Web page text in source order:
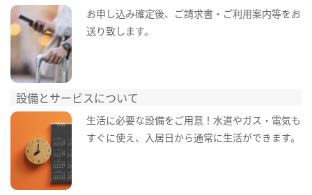
お申し込み確定後、ご請求書・ご利用案内等をお
送り致します。
設備とサービスについて
生活に必要な設備をご用意！水道やガス・電気も
すぐに使え、入居日から通常に生活ができます。